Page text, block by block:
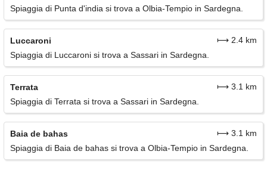
Spiaggia di Punta d'india si trova a Olbia-Tempio in Sardegna.
Luccaroni
⟼ 2.4 km
Spiaggia di Luccaroni si trova a Sassari in Sardegna.
Terrata
⟼ 3.1 km
Spiaggia di Terrata si trova a Sassari in Sardegna.
Baia de bahas
⟼ 3.1 km
Spiaggia di Baia de bahas si trova a Olbia-Tempio in Sardegna.